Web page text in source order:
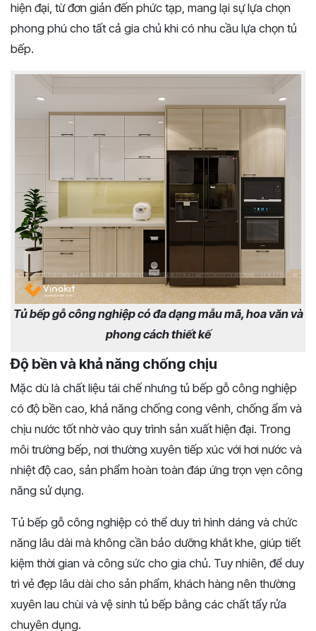
hiện đại, từ đơn giản đến phức tạp, mang lại sự lựa chọn
phong phú cho tất cả gia chủ khi có nhu cầu lựa chọn tủ
bếp.
Tủ bếp gỗ công nghiệp có đa dạng mẫu mã, hoa văn và
phong cách thiết kế
Độ bền và khả năng chống chịu
Mặc dù là chất liệu tái chế nhưng tủ bếp gỗ công nghiệp
có độ bền cao, khả năng chống cong vênh, chống ẩm và
chịu nước tốt nhờ vào quy trình sản xuất hiện đại. Trong
môi trường bếp, nơi thường xuyên tiếp xúc với hơi nước và
nhiệt độ cao, sản phẩm hoàn toàn đáp ứng trọn vẹn công
năng sử dụng.
Tủ bếp gỗ công nghiệp có thể duy trì hình dáng và chức
năng lâu dài mà không cần bảo dưỡng khắt khe, giúp tiết
kiệm thời gian và công sức cho gia chủ. Tuy nhiên, để duy
trì vẻ đẹp lâu dài cho sản phẩm, khách hàng nên thường
xuyên lau chùi và vệ sinh tủ bếp bằng các chất tẩy rửa
chuyên dụng.